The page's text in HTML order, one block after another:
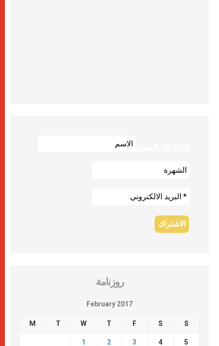
روزنامة
February 2017
M T W T F S S
1 2 3 4 5